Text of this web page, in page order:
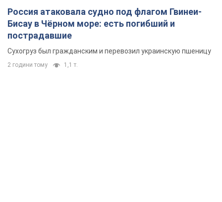
Россия атаковала судно под флагом Гвинеи-
Бисау в Чёрном море: есть погибший и
пострадавшие
Сухогруз был гражданским и перевозил украинскую пшеницу
2 години тому 1,1 т.